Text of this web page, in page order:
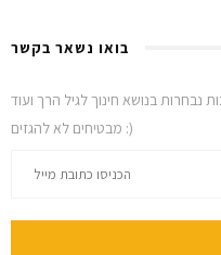
בואו נשאר בקשר
מבטיחים לא להגזים :)